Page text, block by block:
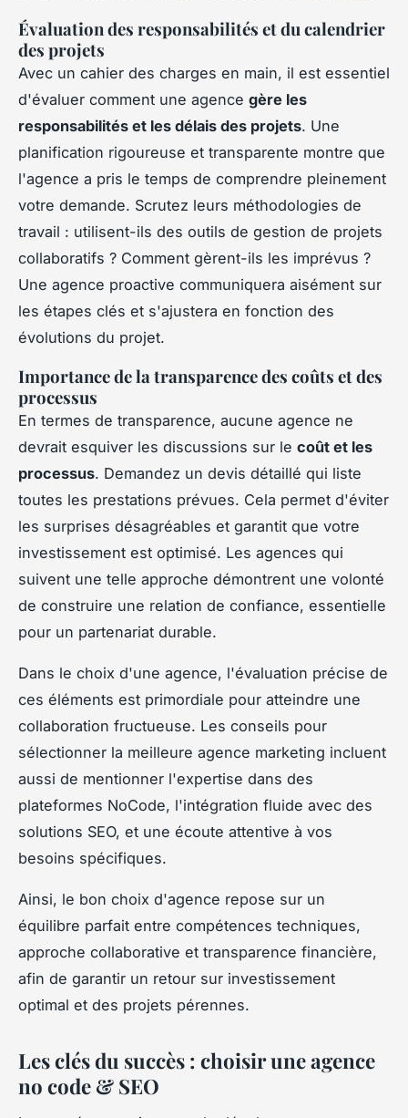
Évaluation des responsabilités et du calendrier
des projets
Avec un cahier des charges en main, il est essentiel
d'évaluer comment une agence gère les
responsabilités et les délais des projets. Une
planification rigoureuse et transparente montre que
l'agence a pris le temps de comprendre pleinement
votre demande. Scrutez leurs méthodologies de
travail : utilisent-ils des outils de gestion de projets
collaboratifs ? Comment gèrent-ils les imprévus ?
Une agence proactive communiquera aisément sur
les étapes clés et s'ajustera en fonction des
évolutions du projet.
Importance de la transparence des coûts et des
processus
En termes de transparence, aucune agence ne
devrait esquiver les discussions sur le coût et les
processus. Demandez un devis détaillé qui liste
toutes les prestations prévues. Cela permet d'éviter
les surprises désagréables et garantit que votre
investissement est optimisé. Les agences qui
suivent une telle approche démontrent une volonté
de construire une relation de confiance, essentielle
pour un partenariat durable.
Dans le choix d'une agence, l'évaluation précise de
ces éléments est primordiale pour atteindre une
collaboration fructueuse. Les conseils pour
sélectionner la meilleure agence marketing incluent
aussi de mentionner l'expertise dans des
plateformes NoCode, l'intégration fluide avec des
solutions SEO, et une écoute attentive à vos
besoins spécifiques.
Ainsi, le bon choix d'agence repose sur un
équilibre parfait entre compétences techniques,
approche collaborative et transparence financière,
afin de garantir un retour sur investissement
optimal et des projets pérennes.
Les clés du succès : choisir une agence
no code & SEO